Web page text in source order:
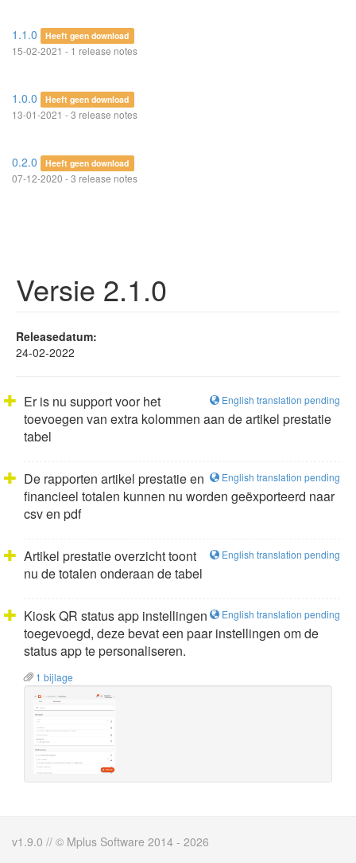
1.1.0 Heeft geen download
15-02-2021 - 1 release notes
1.0.0 Heeft geen download
13-01-2021 - 3 release notes
0.2.0 Heeft geen download
07-12-2020 - 3 release notes
Versie 2.1.0
Releasedatum:
24-02-2022
English translation pending
Er is nu support voor het
toevoegen van extra kolommen aan de artikel prestatie
tabel
English translation pending
De rapporten artikel prestatie en
financieel totalen kunnen nu worden geëxporteerd naar
csv en pdf
English translation pending
Artikel prestatie overzicht toont
nu de totalen onderaan de tabel
English translation pending
Kiosk QR status app instellingen
toegevoegd, deze bevat een paar instellingen om de
status app te personaliseren.
1 bijlage
v1.9.0 // © Mplus Software 2014 - 2026